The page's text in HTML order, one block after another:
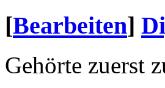
[Bearbeiten]
Gehörte zuerst